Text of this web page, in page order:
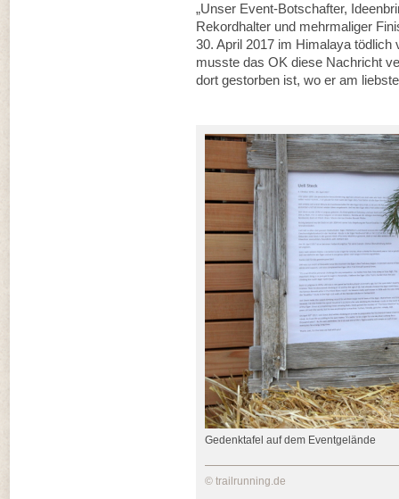
„Unser Event-Botschafter,
Rekordhalter und mehrmaliger
30. April 2017 im Himalaya
musste das OK diese Nachricht
dort gestorben ist, wo er am
Gedenktafel auf dem Eventgelände
© trailrunning.de